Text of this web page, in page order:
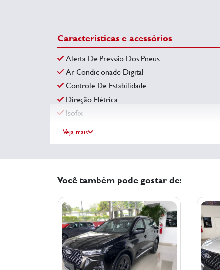
Características e acessórios
Alerta De Pressão Dos Pneus
Ar Condicionado Digital
Controle De Estabilidade
Direção Elétrica
Isofix
Veja mais
Você também pode gostar de: